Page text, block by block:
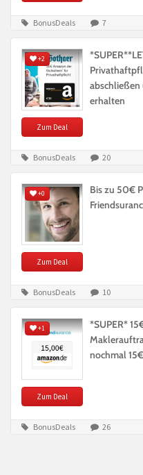
BonusDeals 7
+2
Zum Deal
erhalten
BonusDeals 20
+0
Zum Deal
Bis zu 50€
BonusDeals 10
+1
Zum Deal
*SUPER*
nochmal
BonusDeals 26